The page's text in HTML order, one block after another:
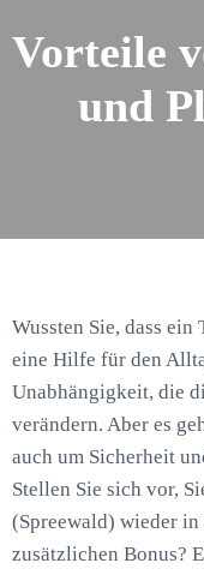
Vorteile
und
Wussten Sie, dass
eine Hilfe für den
Unabhängigkeit, die
verändern. Aber es
auch um Sicherheit
Stellen Sie sich vor,
(Spreewald) wieder
zusätzlichen Bonus?